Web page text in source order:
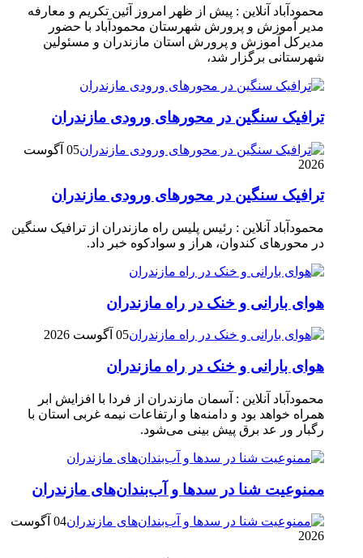
محمودآباد آنلاین : پیش از ظهر امروز آئین تکریم و معارفه
مدیر آموزش و پرورش شهرستان محمودآباد با حضور
مدیرکل آموزش و پرورش استان مازندران و مسئولین
شهرستانی برگزار شد،
ترافیک سنگین در محور‌های ورودی مازندران
05 آگوست
2026
ترافیک سنگین در محور‌های ورودی مازندران
محمودآباد آنلاین : رئیس پلیس راه مازندران از ترافیک سنگین
در محور‌های کندوان، هراز و سوادکوه خبر داد.
هوای بارانی و خنک در راه مازندران
05 آگوست 2026
هوای بارانی و خنک در راه مازندران
محمودآباد آنلاین : آسمان مازندران از فردا با افزایش ابر
همراه خواهد بود و دامنه‌ها و ارتفاعات نیمه غربی استان با
رگبار ور عد برق پیش بینی می‌شود.
ممنوعیت شنا در سدها و آب‌بندان‌‌های مازندران
04 آگوست
2026